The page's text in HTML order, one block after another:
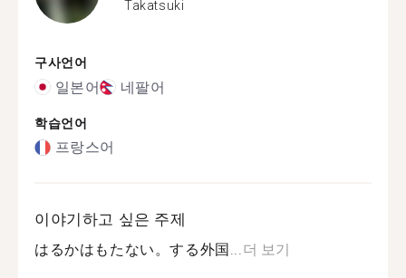
Takatsuki
구사언어
일본어 네팔어
학습언어
프랑스어
이야기하고 싶은 주제
はるかはもたない。する外国...더 보기